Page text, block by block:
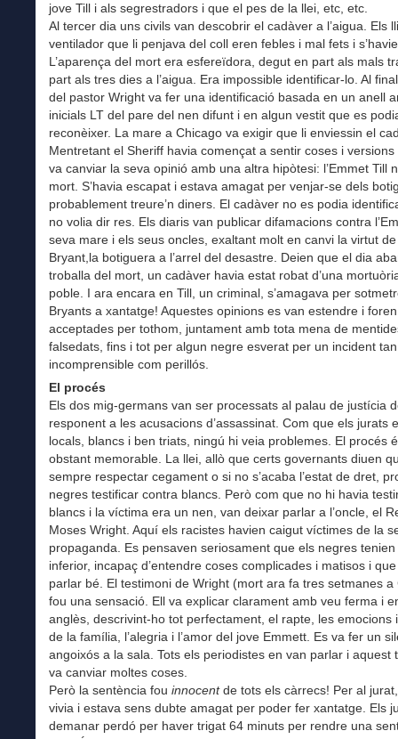
jove Till i als segrestradors i que el pes de la llei, etc, etc.
Al tercer dia uns civils van descobrir el cadàver a l’aigua. Els
ventilador que li penjava del coll eren febles i mal fets i
L’aparença del mort era esfereïdora, degut en part als mals
part als tres dies a l’aigua. Era impossible identificar-lo. Al
del pastor Wright va fer una identificació basada en un anell
inicials LT del pare del nen difunt i en algun vestit que es
reconèixer. La mare a Chicago va exigir que li enviessin el
Mentretant el Sheriff havia començat a sentir coses i
va canviar la seva opinió amb una altra hipòtesi: l’Emmet Till
mort. S’havia escapat i estava amagat per venjar-se dels
probablement treure’n diners. El cadàver no es podia
no volia dir res. Els diaris van publicar difamacions contra
seva mare i els seus oncles, exaltant molt en canvi la virtut
Bryant,la botiguera a l’arrel del desastre. Deien que el dia
troballa del mort, un cadàver havia estat robat d’una
poble. I ara encara en Till, un criminal, s’amagava per
Bryants a xantatge! Aquestes opinions es van estendre i foren
acceptades per tothom, juntament amb tota mena de
falsedats, fins i tot per algun negre esverat per un incident tan
incomprensible com perillós.
El procés
Els dos mig-germans van ser processats al palau de justícia
responent a les acusacions d’assassinat. Com que els jurats
locals, blancs i ben triats, ningú hi veia problemes. El procés
obstant memorable. La llei, allò que certs governants diuen
sempre respectar cegament o si no s’acaba l’estat de dret,
negres testificar contra blancs. Però com que no hi havia
blancs i la víctima era un nen, van deixar parlar a l’oncle, el
Moses Wright. Aquí els racistes havien caigut víctimes de la
propaganda. Es pensaven seriosament que els negres
inferior, incapaç d’entendre coses complicades i matisos i
parlar bé. El testimoni de Wright (mort ara fa tres setmanes a
fou una sensació. Ell va explicar clarament amb veu ferma i
anglès, descrivint-ho tot perfectament, el rapte, les emocions i
de la família, l’alegria i l’amor del jove Emmett. Es va fer un
angoixós a la sala. Tots els periodistes en van parlar i aquest
va canviar moltes coses.
Però la sentència fou innocentde tots els càrrecs! Per al
vivia i estava sens dubte amagat per poder fer xantatge. Els
demanar perdó per haver trigat 64 minuts per rendre una